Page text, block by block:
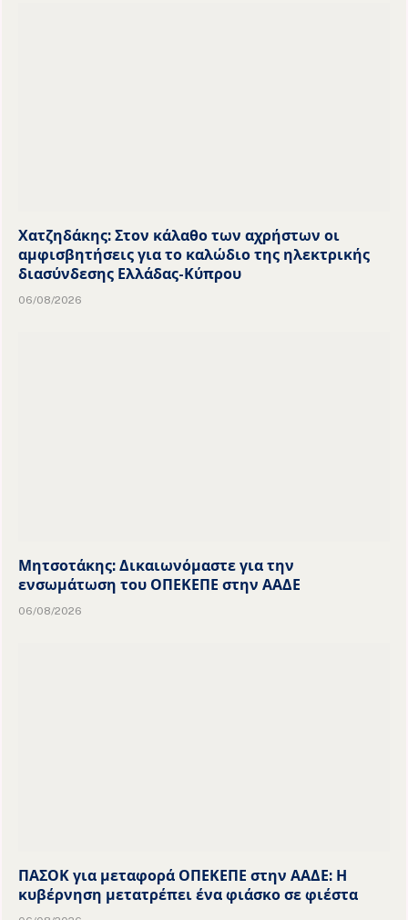
Χατζηδάκης: Στον κάλαθο των αχρήστων οι
αμφισβητήσεις για το καλώδιο της ηλεκτρικής
διασύνδεσης Ελλάδας-Κύπρου
06/08/2026
Μητσοτάκης: Δικαιωνόμαστε για την
ενσωμάτωση του ΟΠΕΚΕΠΕ στην ΑΑΔΕ
06/08/2026
ΠΑΣΟΚ για μεταφορά ΟΠΕΚΕΠΕ στην ΑΑΔΕ: Η
κυβέρνηση μετατρέπει ένα φιάσκο σε φιέστα